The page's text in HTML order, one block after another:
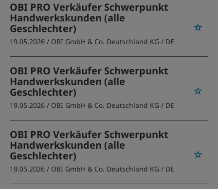
OBI PRO Verkäufer Schwerpunkt
Handwerkskunden (alle
Geschlechter)
19.05.2026 / OBI GmbH & Co. Deutschland KG / DE
OBI PRO Verkäufer Schwerpunkt
Handwerkskunden (alle
Geschlechter)
19.05.2026 / OBI GmbH & Co. Deutschland KG / DE
OBI PRO Verkäufer Schwerpunkt
Handwerkskunden (alle
Geschlechter)
19.05.2026 / OBI GmbH & Co. Deutschland KG / DE